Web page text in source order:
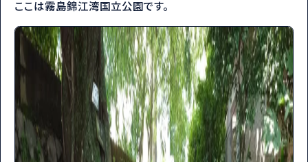
ここは霧島錦江湾国立公園です。